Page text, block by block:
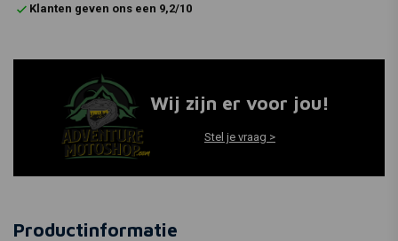
Klanten geven ons een 9,2/10
Wij zijn er voor jou!
Stel je vraag >
Productinformatie